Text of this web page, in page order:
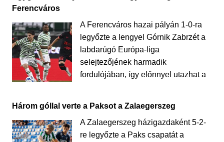
Ferencváros
A Ferencváros hazai pályán 1-0-ra
legyőzte a lengyel Górnik Zabrzét a
labdarúgó Európa-liga
selejtezőjének harmadik
fordulójában, így előnnyel utazhat a
Három góllal verte a Paksot a Zalaegerszeg
A Zalaegerszeg házigazdaként 5-2-
re legyőzte a Paks csapatát a